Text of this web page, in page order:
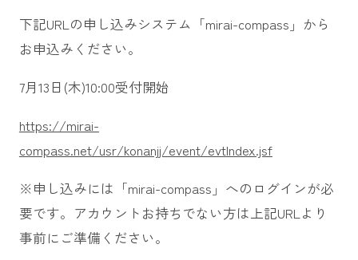
下記URLの申し込みシステム「mirai-compass」から
お申込みください。
7月13日(木)10:00受付開始
https://mirai-
compass.net/usr/konanjj/event/evtIndex.jsf
※申し込みには「mirai-compass」へのログインが必
要です。アカウントお持ちでない方は上記URLより
事前にご準備ください。